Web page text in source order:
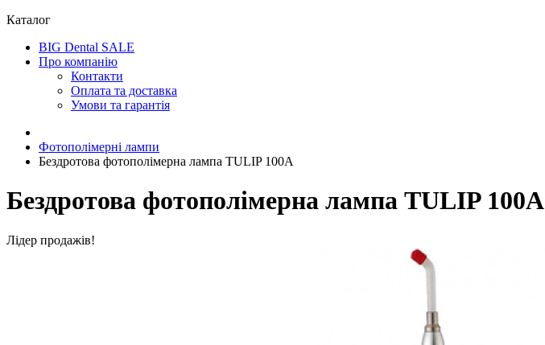
Каталог
BIG Dental SALE
Про компанію
Контакти
Оплата та доставка
Умови та гарантія
Фотополімерні лампи
Бездротова фотополімерна лампа TULIP 100A
Бездротова фотополімерна лампа TULIP 100A
Лідер продажів!